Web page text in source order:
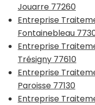
Jouarre 77260
Entreprise
Fontainebleau
Entreprise
Trésigny 77610
Entreprise
Paroisse 77130
Entreprise